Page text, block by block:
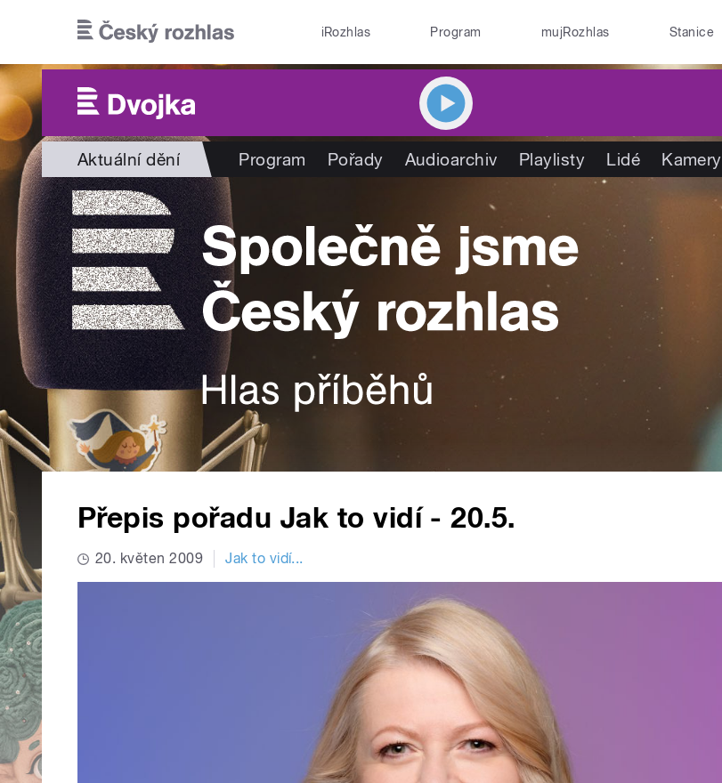
iRozhlas Program mujRozhlas Stanice
Aktuální dění Program Pořady Audioarchiv Playlisty Lidé Kamery
Přepis pořadu Jak to vidí - 20.5.
20. květen 2009 Jak to vidí...